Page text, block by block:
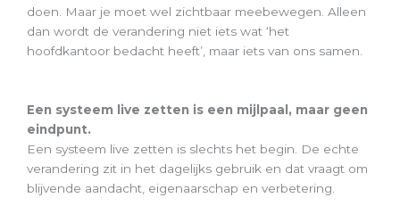
doen. Maar je moet wel zichtbaar meebewegen. Alleen
dan wordt de verandering niet iets wat ‘het
hoofdkantoor bedacht heeft’, maar iets van ons samen.
Een systeem live zetten is een mijlpaal, maar geen
eindpunt.
Een systeem live zetten is slechts het begin. De echte
verandering zit in het dagelijks gebruik en dat vraagt om
blijvende aandacht, eigenaarschap en verbetering.